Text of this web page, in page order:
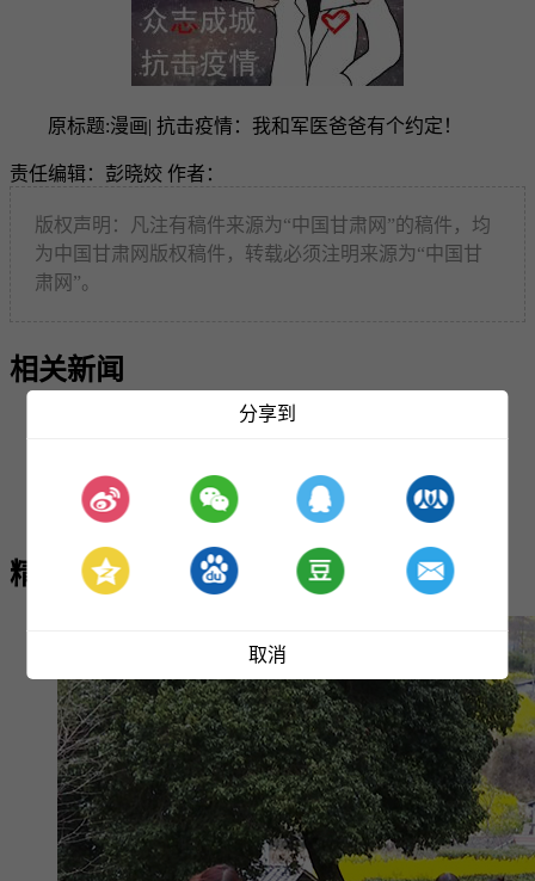
原标题:漫画| 抗击疫情：我和军医爸爸有个约定！
责任编辑：彭晓姣 作者：
版权声明：凡注有稿件来源为“中国甘肃网”的稿件，均
为中国甘肃网版权稿件，转载必须注明来源为“中国甘
肃网”。
相关新闻
陇周刊（2017年 第3期）
2017-02-10
陇周刊（2017年 第5期）
2017-02-17
陇周刊（2017年 第6期）
精彩推荐
分享到
取消